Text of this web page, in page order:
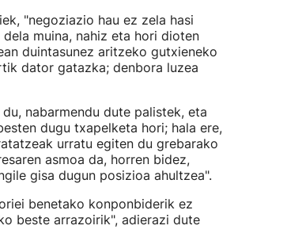
"negoziazio hau ez zela hasi
muina, nahiz eta hori dioten
duintasunez aritzeko gutxieneko
dator gatazka; denbora luzea
nabarmendu dute palistek, eta
dugu txapelketa hori; hala ere,
urratu egiten du grebarako
asmoa da, horren bidez,
gisa dugun posizioa ahultzea".
benetako konponbiderik ez
beste arrazoirik", adierazi dute